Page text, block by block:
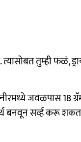
त्यासोबत तुम्ही फळं,
जवळपास 18
बनवून सर्व्ह करू